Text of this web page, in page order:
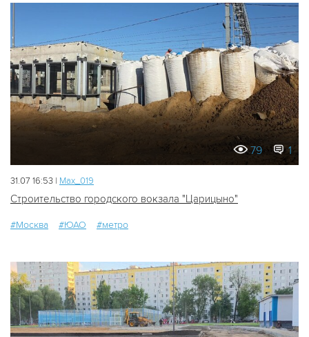
79 1
31.07 16:53 | Мах_019
Строительство городского вокзала "Царицыно"
#Москва #ЮАО #метро